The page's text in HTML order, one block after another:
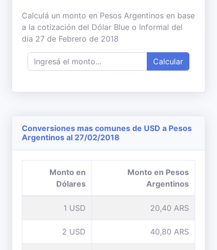
Calculá un monto en Pesos Argentinos en base
a la cotización del Dólar Blue o Informal del
día 27 de Febrero de 2018
Calcular
Conversiones mas comunes de USD a Pesos
Argentinos al 27/02/2018
Monto en
Dólares
Monto en Pesos
Argentinos
1 USD 20,40 ARS
2 USD 40,80 ARS